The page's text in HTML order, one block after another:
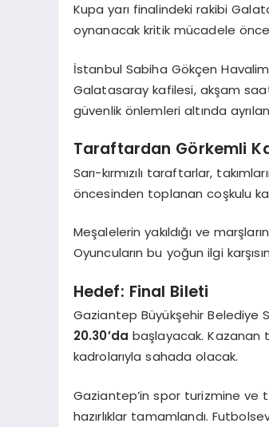
Kupa yarı finalindeki rakibi
oynanacak kritik mücadele
İstanbul Sabiha Gökçen
Galatasaray kafilesi, akşam
güvenlik önlemleri altında
Taraftardan Görkemli
Sarı-kırmızılı taraftarlar,
öncesinden toplanan coşkulu
Meşalelerin yakıldığı ve
Oyuncuların bu yoğun ilgi
Hedef: Final Bileti
Gaziantep Büyükşehir Belediye
20.30’da başlayacak. Kazanan
kadrolarıyla sahada olacak.
Gaziantep’in spor turizmine ve
hazırlıklar tamamlandı.